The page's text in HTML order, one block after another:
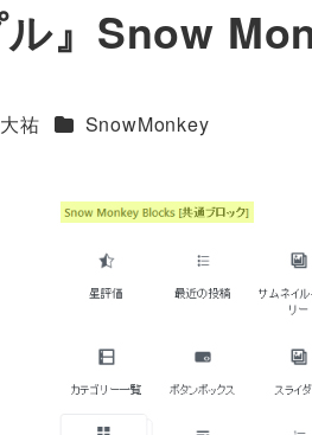
ル』Snow
祐 カテゴリー
SnowMonkey